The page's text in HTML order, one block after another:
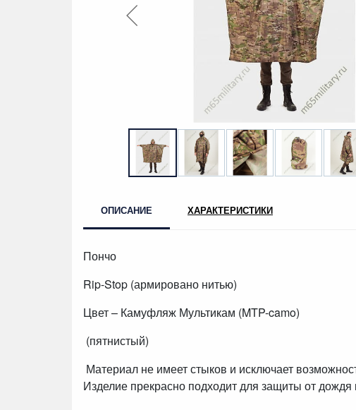
ОПИСАНИЕ ХАРАКТЕРИСТИКИ
Пончо
Rip-Stop (армировано нитью)
Цвет – Камуфляж Мультикам (MTP-camo)
(пятнистый)
Материал не имеет стыков и исключает
Изделие прекрасно подходит для защиты от дождя